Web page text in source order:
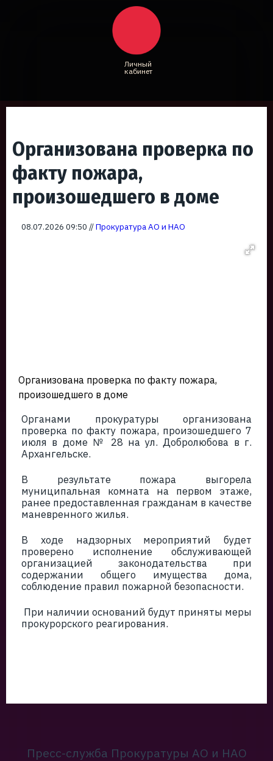
Личный
кабинет
Организована проверка по
факту пожара,
произошедшего в доме
08.07.2026 09:50 //Прокуратура АО и НАО
Организована проверка по факту пожара,
произошедшего в доме
Органами прокуратуры организована
проверка по факту пожара, произошедшего 7
июля в доме № 28 на ул. Добролюбова в г.
Архангельске.
В результате пожара выгорела
муниципальная комната на первом этаже,
ранее предоставленная гражданам в качестве
маневренного жилья.
В ходе надзорных мероприятий будет
проверено исполнение обслуживающей
организацией законодательства при
содержании общего имущества дома,
соблюдение правил пожарной безопасности.
При наличии оснований будут приняты меры
прокурорского реагирования.
Пресс-служба Прокуратуры АО и НАО